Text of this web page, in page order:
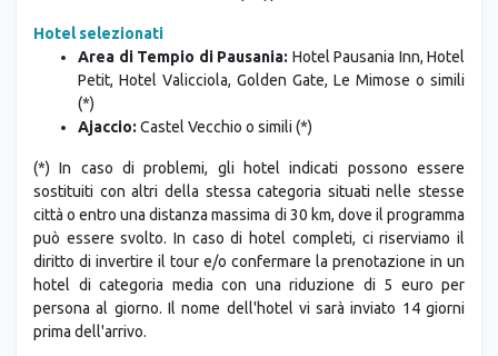
Hotel selezionati
Area di Tempio di Pausania: Hotel Pausania Inn, Hotel
Petit, Hotel Valicciola, Golden Gate, Le Mimose o simili
(*)
Ajaccio: Castel Vecchio o simili (*)
(*) In caso di problemi, gli hotel indicati possono essere
sostituiti con altri della stessa categoria situati nelle stesse
città o entro una distanza massima di 30 km, dove il programma
può essere svolto. In caso di hotel completi, ci riserviamo il
diritto di invertire il tour e/o confermare la prenotazione in un
hotel di categoria media con una riduzione di 5 euro per
persona al giorno. Il nome dell'hotel vi sarà inviato 14 giorni
prima dell'arrivo.